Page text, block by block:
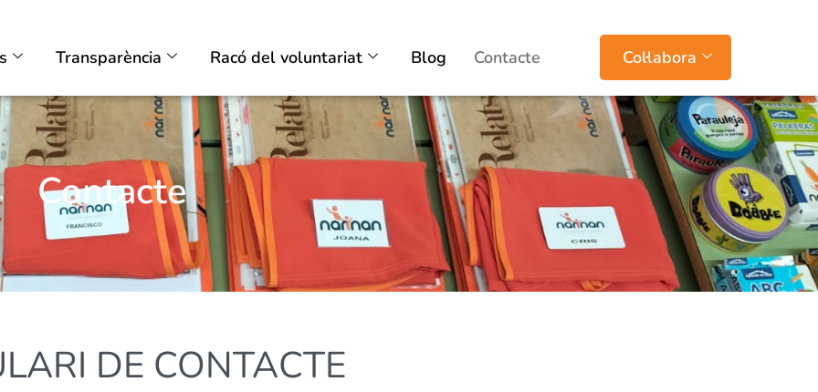
Transparència Racó del voluntariat Blog Contacte Col·labora
Contacte
DE CONTACTE